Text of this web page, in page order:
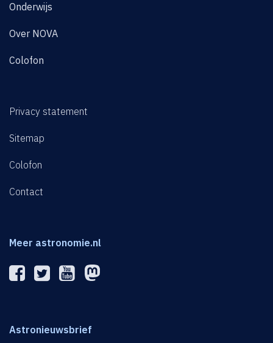
Onderwijs
Over NOVA
Colofon
Privacy statement
Sitemap
Colofon
Contact
Meer astronomie.nl
Astronieuwsbrief